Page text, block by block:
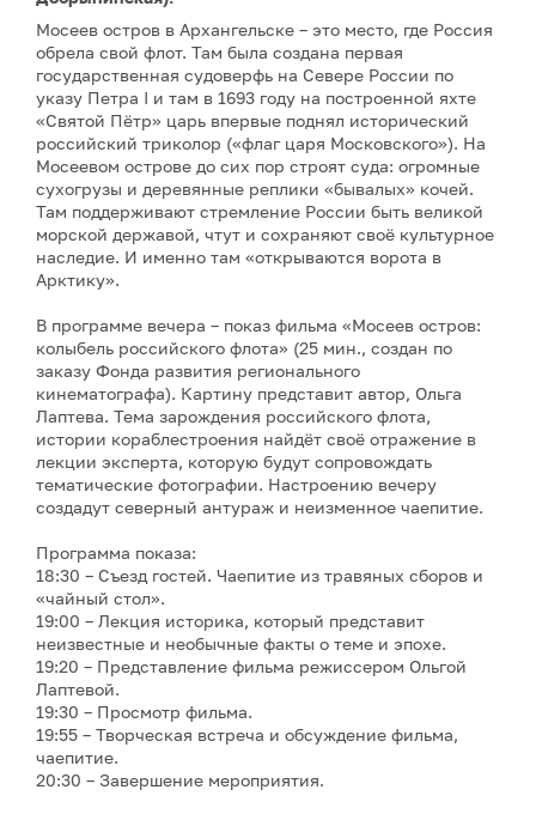
Мосеев остров в Архангельске – это место, где Россия
обрела свой флот. Там была создана первая
государственная судоверфь на Севере России по
указу Петра I и там в 1693 году на построенной яхте
«Святой Пётр» царь впервые поднял исторический
российский триколор («флаг царя Московского»). На
Мосеевом острове до сих пор строят суда: огромные
сухогрузы и деревянные реплики «бывалых» кочей.
Там поддерживают стремление России быть великой
морской державой, чтут и сохраняют своё культурное
наследие. И именно там «открываются ворота в
Арктику».
В программе вечера – показ фильма «Мосеев остров:
колыбель российского флота» (25 мин., создан по
заказу Фонда развития регионального
кинематографа). Картину представит автор, Ольга
Лаптева. Тема зарождения российского флота,
истории кораблестроения найдёт своё отражение в
лекции эксперта, которую будут сопровождать
тематические фотографии. Настроению вечеру
создадут северный антураж и неизменное чаепитие.
Программа показа:
18:30 – Съезд гостей. Чаепитие из травяных сборов и
«чайный стол».
19:00 – Лекция историка, который представит
неизвестные и необычные факты о теме и эпохе.
19:20 – Представление фильма режиссером Ольгой
Лаптевой.
19:30 – Просмотр фильма.
19:55 – Творческая встреча и обсуждение фильма,
чаепитие.
20:30 – Завершение мероприятия.